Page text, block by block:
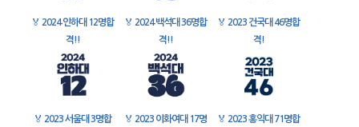
🏅 2024 인하대 12명합
격!!
🏅 2024 백석대 36명합
격!!
🏅 2023 건국대 46명합
격!
🏅 2023 서울대 3명합
🏅 2023 이화여대 17명
🏅 2023 홍익대 71명합